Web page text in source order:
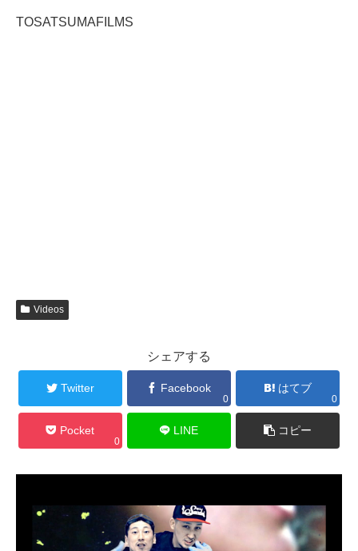
TOSATSUMAFILMS
Videos
シェアする
Twitter Facebook
0
はてブ
0
Pocket
0
LINE コピー